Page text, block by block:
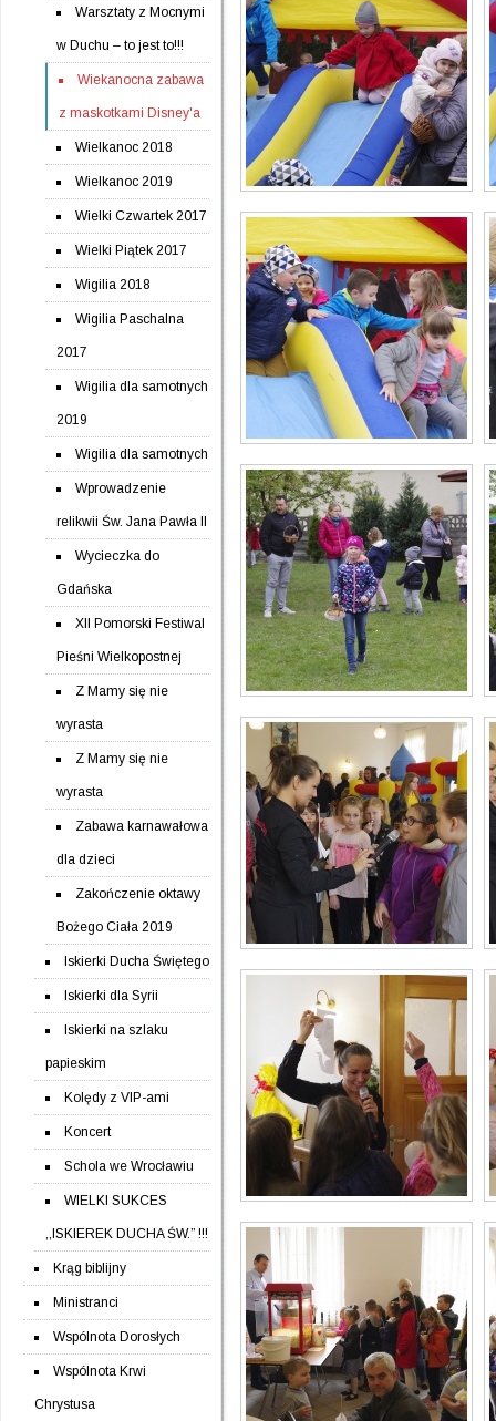
Warsztaty z Mocnymi
w Duchu – to jest to!!!
Wiekanocna zabawa
z maskotkami Disney'a
Wielkanoc 2018
Wielkanoc 2019
Wielki Czwartek 2017
Wielki Piątek 2017
Wigilia 2018
Wigilia Paschalna
2017
Wigilia dla samotnych
2019
Wigilia dla samotnych
Wprowadzenie
relikwii Św. Jana Pawła II
Wycieczka do
Gdańska
XII Pomorski Festiwal
Pieśni Wielkopostnej
Z Mamy się nie
wyrasta
Z Mamy się nie
wyrasta
Zabawa karnawałowa
dla dzieci
Zakończenie oktawy
Bożego Ciała 2019
Iskierki Ducha Świętego
Iskierki dla Syrii
Iskierki na szlaku
papieskim
Kolędy z VIP-ami
Koncert
Schola we Wrocławiu
WIELKI SUKCES
,,ISKIEREK DUCHA ŚW.” !!!
Krąg biblijny
Ministranci
Wspólnota Dorosłych
Wspólnota Krwi
Chrystusa